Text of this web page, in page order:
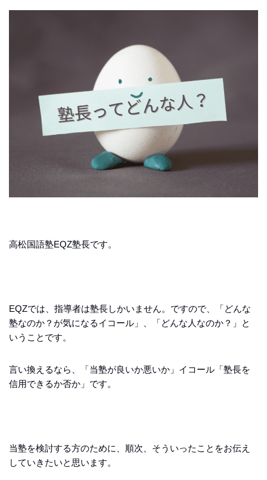
高松国語塾EQZ塾長です。
EQZでは、指導者は塾長しかいません。ですので、「どんな
塾なのか？が気になるイコール」、「どんな人なのか？」と
いうことです。
言い換えるなら、「当塾が良いか悪いか」イコール「塾長を
信用できるか否か」です。
当塾を検討する方のために、順次、そういったことをお伝え
していきたいと思います。